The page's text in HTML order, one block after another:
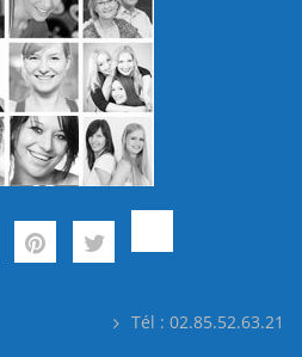
Tél : 02.85.52.63.21